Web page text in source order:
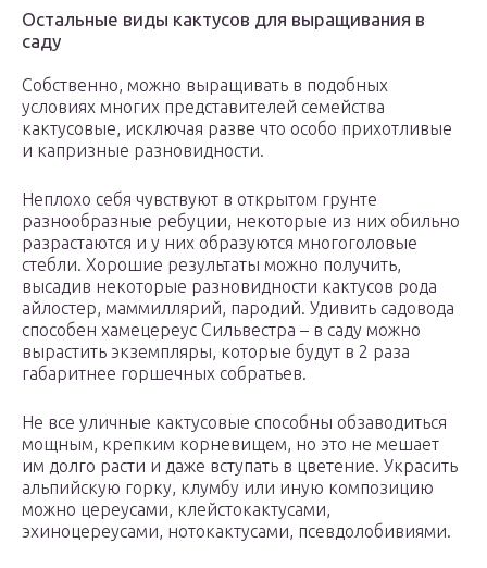
Остальные виды кактусов для выращивания в
саду
Собственно, можно выращивать в подобных
условиях многих представителей семейства
кактусовые, исключая разве что особо прихотливые
и капризные разновидности.
Неплохо себя чувствуют в открытом грунте
разнообразные ребуции, некоторые из них обильно
разрастаются и у них образуются многоголовые
стебли. Хорошие результаты можно получить,
высадив некоторые разновидности кактусов рода
айлостер, маммиллярий, пародий. Удивить садовода
способен хамецереус Сильвестра – в саду можно
вырастить экземпляры, которые будут в 2 раза
габаритнее горшечных собратьев.
Не все уличные кактусовые способны обзаводиться
мощным, крепким корневищем, но это не мешает
им долго расти и даже вступать в цветение. Украсить
альпийскую горку, клумбу или иную композицию
можно цереусами, клейстокактусами,
эхиноцереусами, нотокактусами, псевдолобивиями.